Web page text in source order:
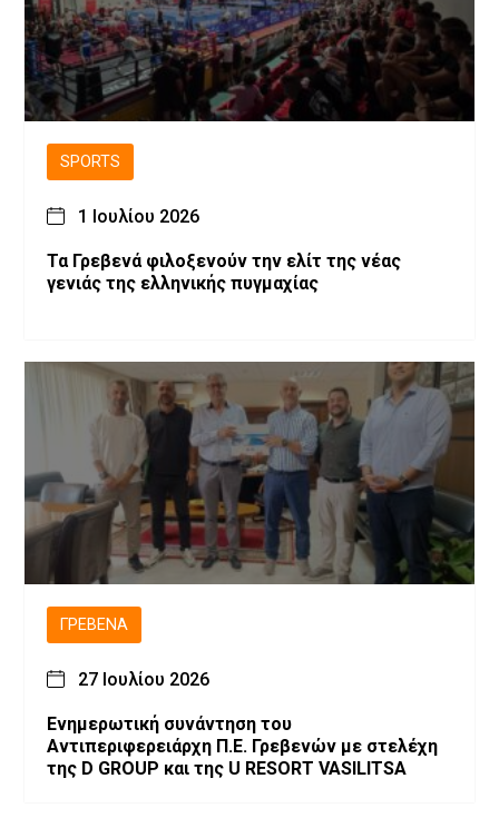
SPORTS
1 Ιουλίου 2026
Τα Γρεβενά φιλοξενούν την ελίτ της νέας
γενιάς της ελληνικής πυγμαχίας
ΓΡΕΒΕΝΆ
27 Ιουλίου 2026
Ενημερωτική συνάντηση του
Αντιπεριφερειάρχη Π.Ε. Γρεβενών με στελέχη
της D GROUP και της U RESORT VASILITSA